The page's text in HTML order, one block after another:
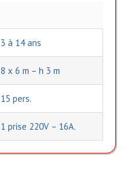
3 à 14 ans
8 x 6 m – h 3 m
15 pers.
1 prise 220V – 16A.